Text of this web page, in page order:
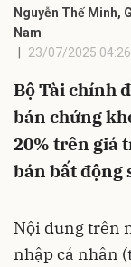
Nguyễn Thế Minh,
Nam
23/07/2025 04:26
Bộ Tài chính
bán chứng
20% trên giá
bán bất động
Nội dung trên
nhập cá nhân